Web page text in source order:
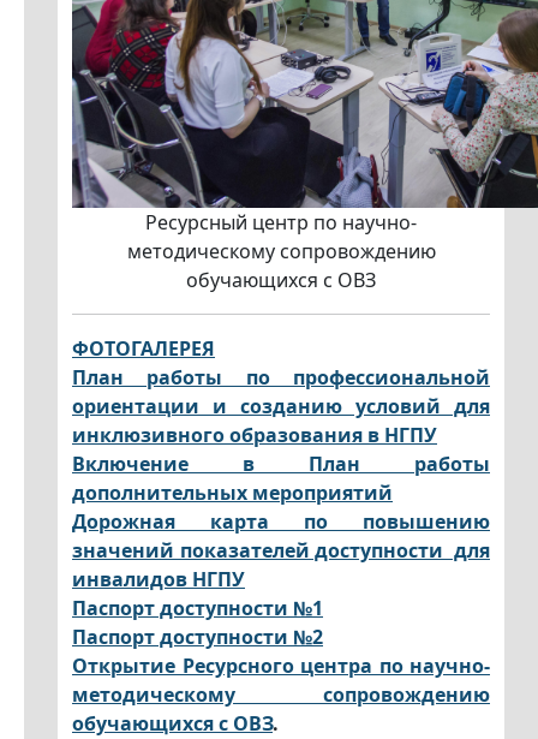
Ресурсный центр по научно-
методическому сопровождению
обучающихся с ОВЗ
ФОТОГАЛЕРЕЯ
План работы по профессиональной
ориентации и созданию условий для
инклюзивного образования в НГПУ
Включение в План работы
дополнительных мероприятий
Дорожная карта по повышению
значений показателей доступности для
инвалидов НГПУ
Паспорт доступности №1
Паспорт доступности №2
Открытие Ресурсного центра по научно-
методическому сопровождению
обучающихся с ОВЗ.